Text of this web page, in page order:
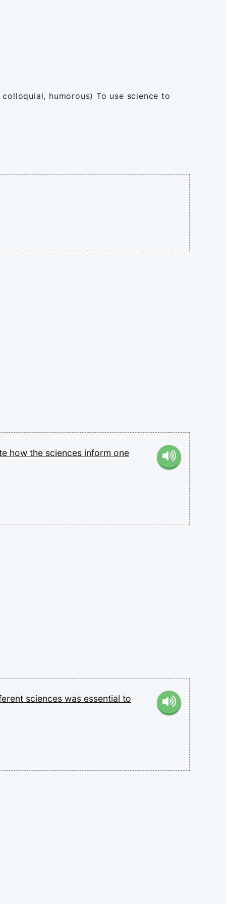
humorous) To use science to
how the sciences inform one
sciences was essential to